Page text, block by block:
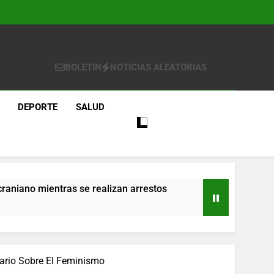
BOLETÍN NOTICIAS ALEATORIAS
DEPORTE SALUD
mientras se realizan arrestos
Sobre El Feminismo